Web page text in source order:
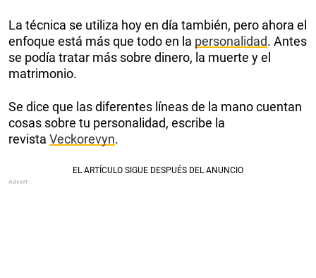
La técnica se utiliza hoy en día también, pero ahora el
enfoque está más que todo en la personalidad. Antes
se podía tratar más sobre dinero, la muerte y el
matrimonio.
Se dice que las diferentes líneas de la mano cuentan
cosas sobre tu personalidad, escribe la
revista Veckorevyn.